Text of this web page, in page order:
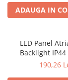
Alimentare
Conectori
Sine si sisteme
Sină trifazică
Penduluri
Spoturi de
Spoturi
Solare
ADAUGA IN
LED Panel
Backlight IP44 square
190x190mm 11,2W 900lm
190,26